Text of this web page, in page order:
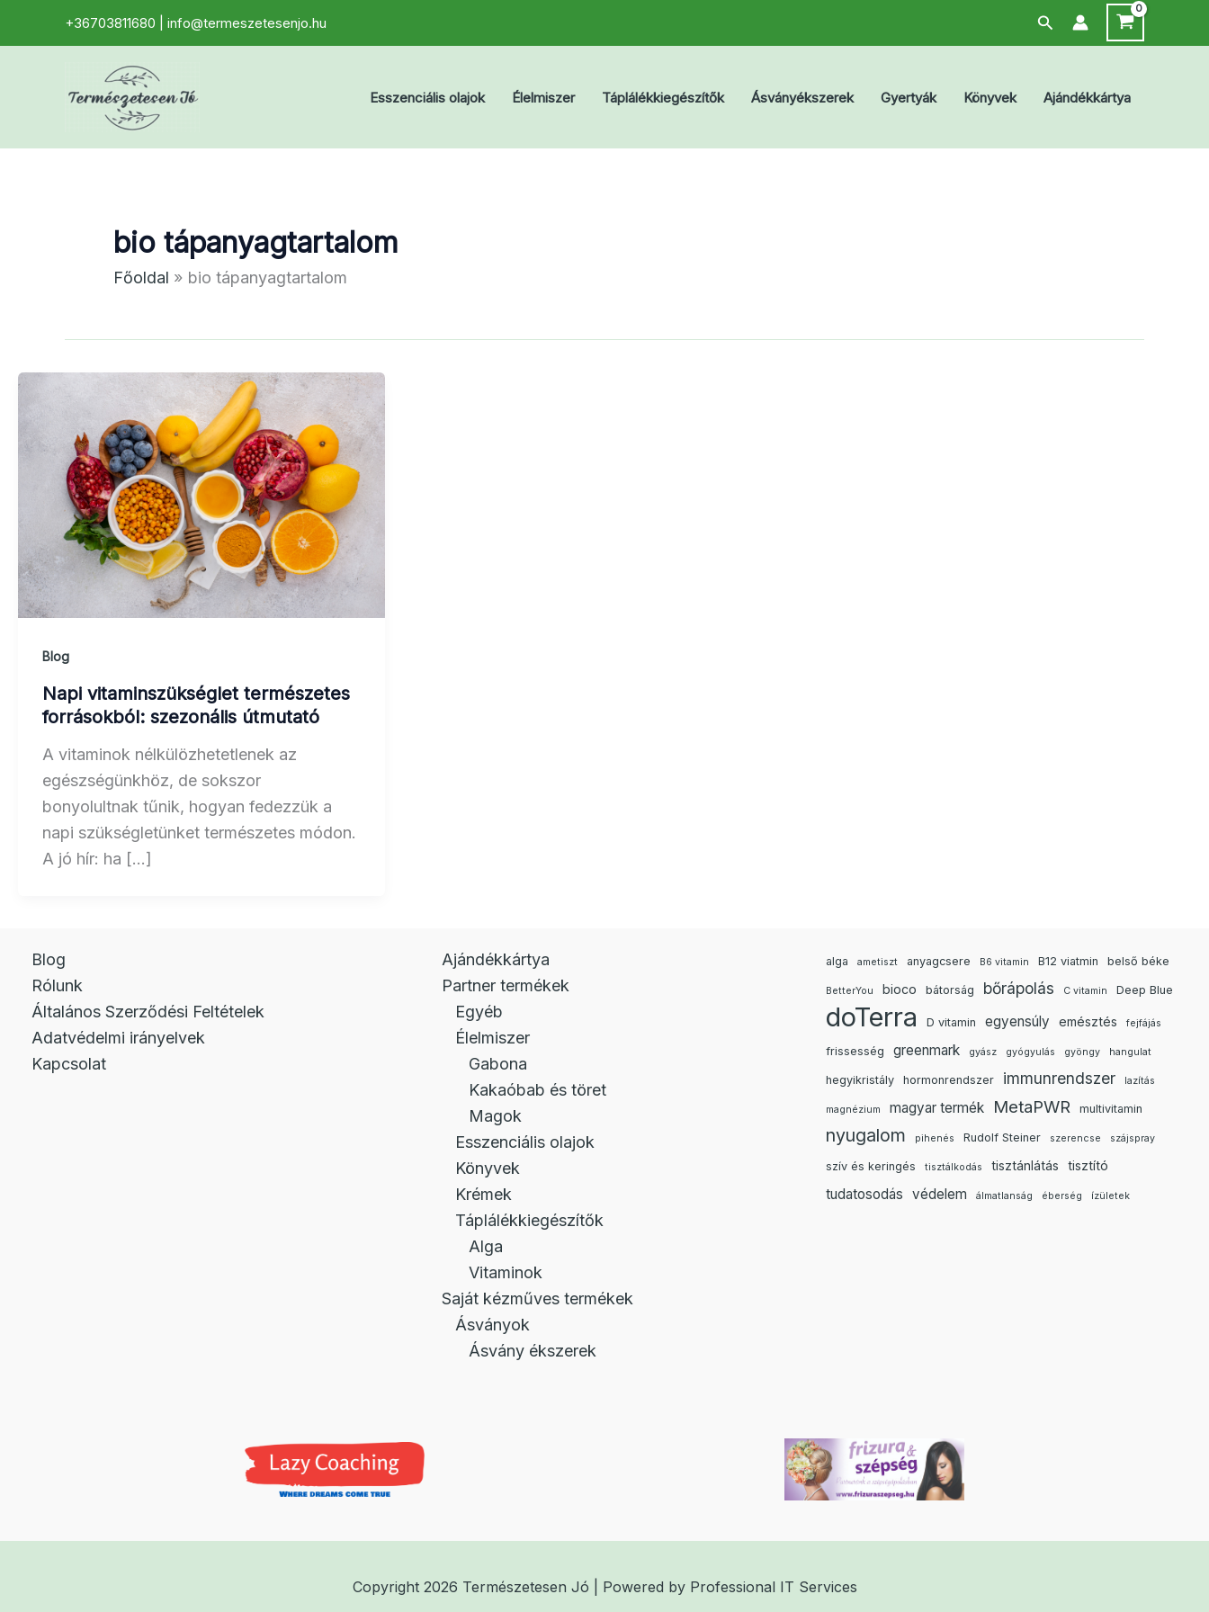
+36703811680 | info@termeszetesenjo.hu Search
Esszenciális olajok Élelmiszer Táplálékkiegészítők Ásványékszerek Gyertyák Könyvek Ajándékkártya
bio tápanyagtartalom
Főoldal bio tápanyagtartalom
Blog
Napi vitaminszükséglet természetes
forrásokból: szezonális útmutató
A vitaminok nélkülözhetetlenek az
egészségünkhöz, de sokszor
bonyolultnak tűnik, hogyan fedezzük a
napi szükségletünket természetes módon.
A jó hír: ha […]
Blog
Rólunk
Általános Szerződési Feltételek
Adatvédelmi irányelvek
Kapcsolat
Ajándékkártya
Partner termékek
Egyéb
Élelmiszer
Gabona
Kakaóbab és töret
Magok
Esszenciális olajok
Könyvek
Krémek
Táplálékkiegészítők
Alga
Vitaminok
Saját kézműves termékek
Ásványok
Ásvány ékszerek
alga ametiszt anyagcsere B6 vitamin B12 viatmin belső béke
BetterYou bioco bátorság bőrápolás C vitamin Deep Blue
doTerra D vitamin egyensúly emésztés fejfájás
frissesség greenmark gyász gyógyulás gyöngy hangulat
hegyikristály hormonrendszer immunrendszer lazítás
magnézium magyar termék MetaPWR multivitamin
nyugalom pihenés Rudolf Steiner szerencse szájspray
szív és keringés tisztálkodás tisztánlátás tisztító
tudatosodás védelem álmatlanság éberség ízületek
Copyright 2026 Természetesen Jó | Powered by Professional IT Services